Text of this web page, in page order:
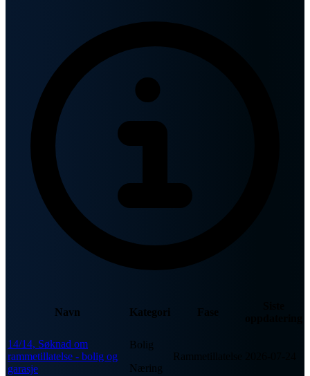
Navn Kategori
14/14, Søknad om
rammetillatelse - bolig og
garasje
Bolig
Næring
Rammetillatelse